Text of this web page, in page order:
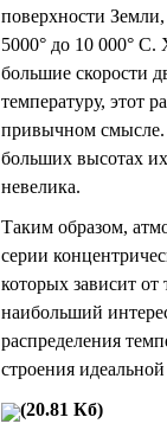
поверхности
5000° до 10 000° С.
большие скорости
температуру, этот
привычном смысле.
больших высотах
невелика.
Таким образом,
серии
которых зависит от
наибольший
распределения
строения
(20.81 Кб)